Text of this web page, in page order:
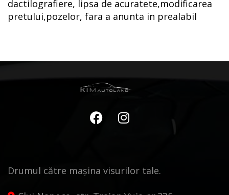
dactilografiere, lipsa de acuratete,modificarea
pretului,pozelor, fara a anunta in prealabil
Drumul către mașina visurilor tale.